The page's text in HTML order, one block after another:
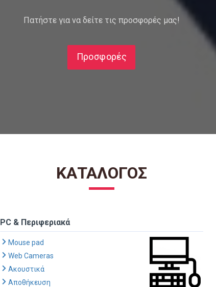
Πατήστε για να δείτε τις προσφορές μας!
Προσφορές
ΚΑΤΆΛΟΓΟΣ
PC & Περιφεριακά
Mouse pad
Web Cameras
Ακουστικά
Αποθήκευση